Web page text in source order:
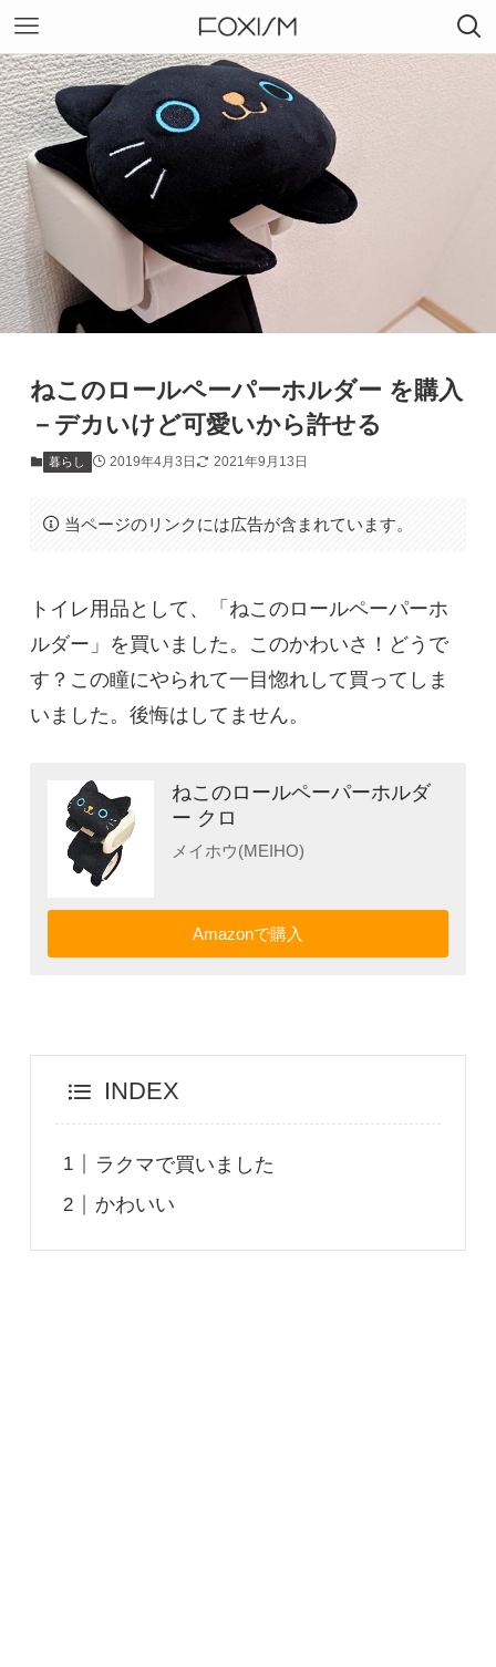
ねこのロールペーパーホルダー を購入
－デカいけど可愛いから許せる
暮らし 2019年4月3日 2021年9月13日
当ページのリンクには広告が含まれています。
トイレ用品として、「ねこのロールペーパーホ
ルダー」を買いました。このかわいさ！どうで
す？この瞳にやられて一目惚れして買ってしま
いました。後悔はしてません。
ねこのロールペーパーホルダ
ー クロ
メイホウ(MEIHO)
Amazonで購入
INDEX
ラクマで買いました
かわいい